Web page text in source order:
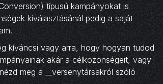
típusú kampányokat is
kiválasztásánál pedig a saját
kíváncsi vagy arra, hogy hogyan tudod
akár a célközönségeit, vagy
meg a __versenytársakról szóló